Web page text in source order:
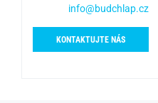
info@budchlap.cz
KONTAKTUJTE NÁS